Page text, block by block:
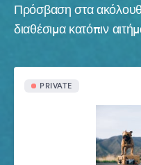
Πρόσβαση στα
διαθέσιμα κατόπιν
PRIVATE